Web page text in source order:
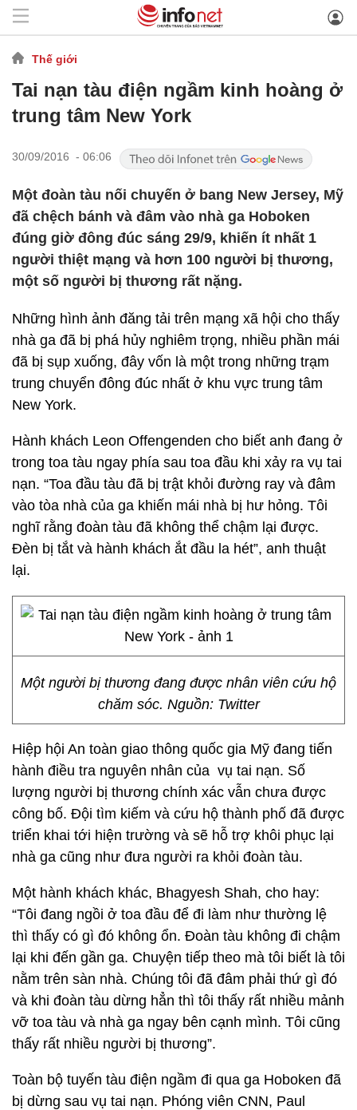
Thế giới
Tai nạn tàu điện ngầm kinh hoàng ở
trung tâm New York
30/09/2016 - 06:06
Một đoàn tàu nối chuyến ở bang New Jersey, Mỹ
đã chệch bánh và đâm vào nhà ga Hoboken
đúng giờ đông đúc sáng 29/9, khiến ít nhất 1
người thiệt mạng và hơn 100 người bị thương,
một số người bị thương rất nặng.
Những hình ảnh đăng tải trên mạng xã hội cho thấy
nhà ga đã bị phá hủy nghiêm trọng, nhiều phần mái
đã bị sụp xuống, đây vốn là một trong những trạm
trung chuyển đông đúc nhất ở khu vực trung tâm
New York.
Hành khách Leon Offengenden cho biết anh đang ở
trong toa tàu ngay phía sau toa đầu khi xảy ra vụ tai
nạn. “Toa đầu tàu đã bị trật khỏi đường ray và đâm
vào tòa nhà của ga khiến mái nhà bị hư hỏng. Tôi
nghĩ rằng đoàn tàu đã không thể chậm lại được.
Đèn bị tắt và hành khách ắt đầu la hét”, anh thuật
lại.
Một người bị thương đang được nhân viên cứu hộ
chăm sóc. Nguồn: Twitter
Hiệp hội An toàn giao thông quốc gia Mỹ đang tiến
hành điều tra nguyên nhân của vụ tai nạn. Số
lượng người bị thương chính xác vẫn chưa được
công bố. Đội tìm kiếm và cứu hộ thành phố đã được
triển khai tới hiện trường và sẽ hỗ trợ khôi phục lại
nhà ga cũng như đưa người ra khỏi đoàn tàu.
Một hành khách khác, Bhagyesh Shah, cho hay:
“Tôi đang ngồi ở toa đầu để đi làm như thường lệ
thì thấy có gì đó không ổn. Đoàn tàu không đi chậm
lại khi đến gần ga. Chuyện tiếp theo mà tôi biết là tôi
nằm trên sàn nhà. Chúng tôi đã đâm phải thứ gì đó
và khi đoàn tàu dừng hẳn thì tôi thấy rất nhiều mảnh
vỡ toa tàu và nhà ga ngay bên cạnh mình. Tôi cũng
thấy rất nhiều người bị thương”.
Toàn bộ tuyến tàu điện ngầm đi qua ga Hoboken đã
bị dừng sau vụ tai nạn. Phóng viên CNN, Paul